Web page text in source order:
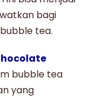
bagi
bubble tea.
bubble tea
yang